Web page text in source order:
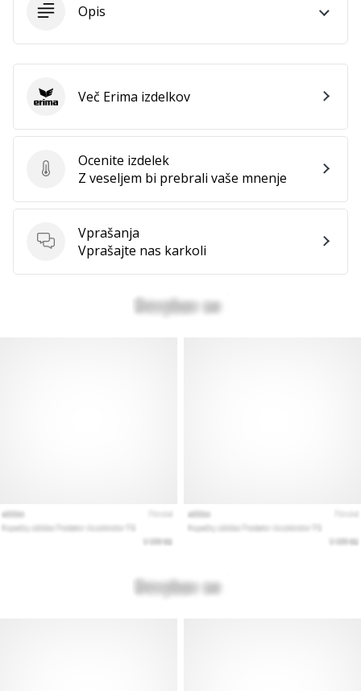
Opis
Ocenite izdelek
Ocenite izdelek
Z veseljem bi prebrali vaše mnenje
Vprašanja
Vprašanja
Vprašajte nas karkoli
Erima Več Erima izdelkov